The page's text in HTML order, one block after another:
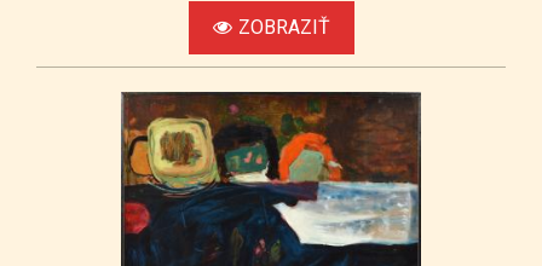
ZOBRAZIŤ